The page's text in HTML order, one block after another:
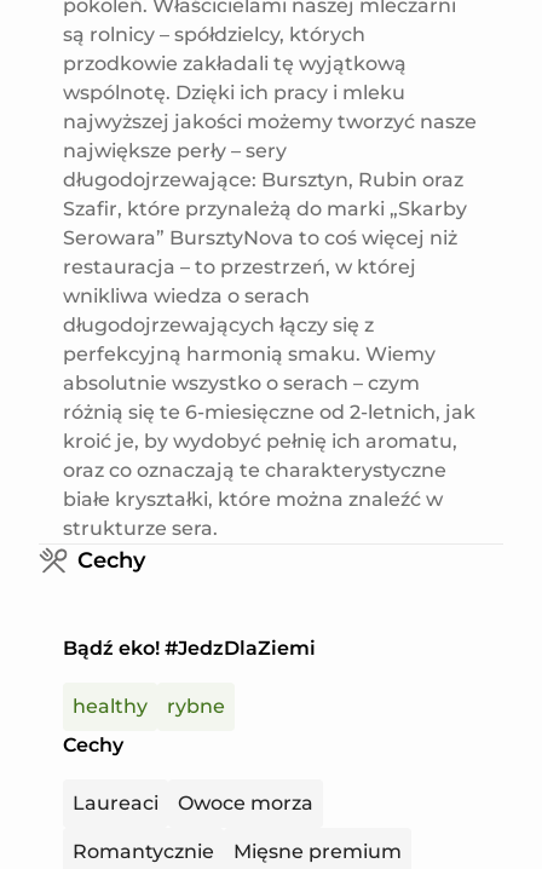
pokoleń. Właścicielami naszej mleczarni
są rolnicy – spółdzielcy, których
przodkowie zakładali tę wyjątkową
wspólnotę. Dzięki ich pracy i mleku
najwyższej jakości możemy tworzyć nasze
największe perły – sery
długodojrzewające: Bursztyn, Rubin oraz
Szafir, które przynależą do marki „Skarby
Serowara” BursztyNova to coś więcej niż
restauracja – to przestrzeń, w której
wnikliwa wiedza o serach
długodojrzewających łączy się z
perfekcyjną harmonią smaku. Wiemy
absolutnie wszystko o serach – czym
różnią się te 6-miesięczne od 2-letnich, jak
kroić je, by wydobyć pełnię ich aromatu,
oraz co oznaczają te charakterystyczne
białe kryształki, które można znaleźć w
strukturze sera.
Cechy
Bądź eko! #JedzDlaZiemi
healthy
rybne
Cechy
Laureaci Owoce morza
Romantycznie Mięsne premium